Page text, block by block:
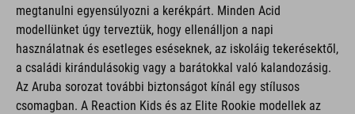
megtanulni egyensúlyozni a kerékpárt. Minden Acid
modellünket úgy terveztük, hogy ellenálljon a napi
használatnak és esetleges eséseknek, az iskoláig tekerésektől,
a családi kirándulásokig vagy a barátokkal való kalandozásig.
Az Aruba sorozat további biztonságot kínál egy stílusos
csomagban. A Reaction Kids és az Elite Rookie modellek az